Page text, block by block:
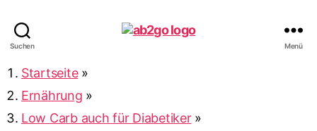
Suchen Menü
Startseite»
Ernährung »
Low Carb auch für Diabetiker»